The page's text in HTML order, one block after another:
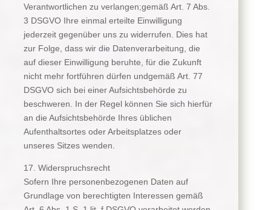
Verantwortlichen zu verlangen;gemäß Art. 7 Abs.
3 DSGVO Ihre einmal erteilte Einwilligung
jederzeit gegenüber uns zu widerrufen. Dies hat
zur Folge, dass wir die Datenverarbeitung, die
auf dieser Einwilligung beruhte, für die Zukunft
nicht mehr fortführen dürfen undgemäß Art. 77
DSGVO sich bei einer Aufsichtsbehörde zu
beschweren. In der Regel können Sie sich hierfür
an die Aufsichtsbehörde Ihres üblichen
Aufenthaltsortes oder Arbeitsplatzes oder
unseres Sitzes wenden.
17. Widerspruchsrecht
Sofern Ihre personenbezogenen Daten auf
Grundlage von berechtigten Interessen gemäß